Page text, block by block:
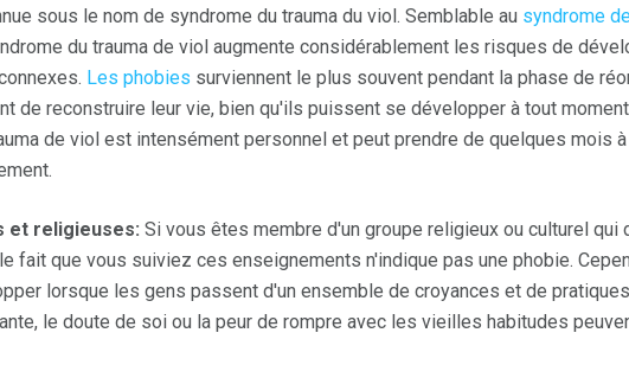
sous le nom de syndrome du trauma du viol. Semblable au syndrome
du trauma de viol augmente considérablement les risques de
Les phobies surviennent le plus souvent pendant la phase de
de reconstruire leur vie, bien qu'ils puissent se développer à tout
de viol est intensément personnel et peut prendre de quelques mois
et religieuses: Si vous êtes membre d'un groupe religieux ou culturel qui
fait que vous suiviez ces enseignements n'indique pas une phobie.
lorsque les gens passent d'un ensemble de croyances et de pratiques
le doute de soi ou la peur de rompre avec les vieilles habitudes